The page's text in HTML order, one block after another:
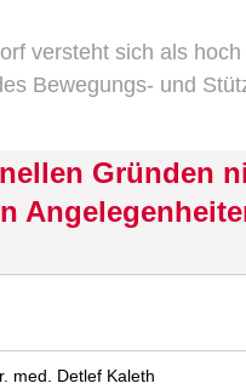
versteht sich als
Bewegungs- und
Gründen
med. Detlef Kaleth